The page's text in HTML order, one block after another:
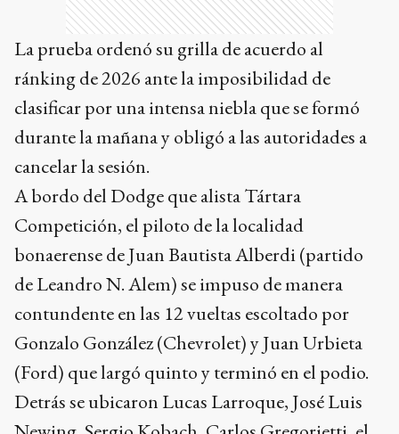
La prueba ordenó su grilla de acuerdo al
ránking de 2026 ante la imposibilidad de
clasificar por una intensa niebla que se formó
durante la mañana y obligó a las autoridades a
cancelar la sesión.
A bordo del Dodge que alista Tártara
Competición, el piloto de la localidad
bonaerense de Juan Bautista Alberdi (partido
de Leandro N. Alem) se impuso de manera
contundente en las 12 vueltas escoltado por
Gonzalo González (Chevrolet) y Juan Urbieta
(Ford) que largó quinto y terminó en el podio.
Detrás se ubicaron Lucas Larroque, José Luis